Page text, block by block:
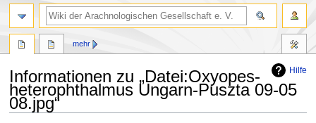
Hilfe
Informationen zu „Datei:Oxyopes-
heterophthalmus Ungarn-Puszta 09-05
08.jpg“
mehr